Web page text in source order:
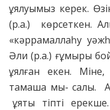
ұялуымыз керек.
(р.а.) көрсеткен.
«кәррамаллаһу
Әли (р.а.) ғұмыры
ұялған екен. Міне,
тамаша мы- салы.
ұяты тіпті